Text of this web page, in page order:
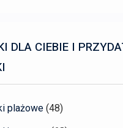
DLA CIEBIE I
plażowe (48)